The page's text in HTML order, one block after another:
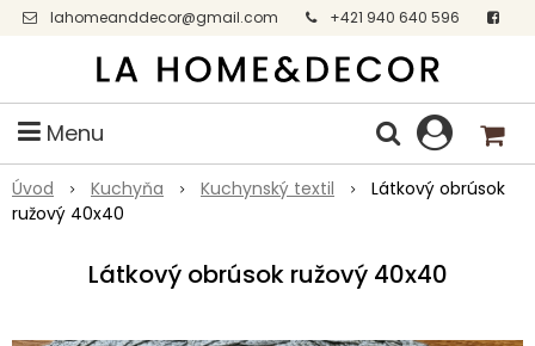
lahomeanddecor@gmail.com
+421 940 640 596
Facebook
Menu
Úvod Kuchyňa Kuchynský textil
Látkový obrúsok
ružový 40x40
Látkový obrúsok ružový 40x40